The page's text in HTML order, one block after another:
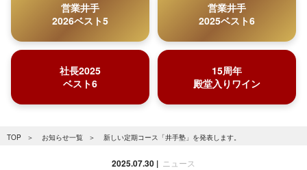
営業井手
2026ベスト5
営業井手
2025ベスト6
社長2025
ベスト6
15周年
殿堂入りワイン
TOP お知らせ一覧 新しい定期コース「井手塾」を発表します。
2025.07.30 ニュース